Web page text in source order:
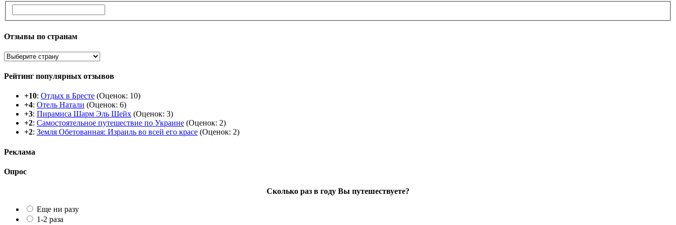
Отзывы по странам
Рейтинг популярных отзывов
+10: Отдых в Бресте (Оценок: 10)
+4: Отель Натали (Оценок: 6)
+3: Пирамиса Шарм Эль Шейх (Оценок: 3)
+2: Самостоятельное путешествие по Украине (Оценок: 2)
+2: Земля Обетованная: Израиль во всей его красе (Оценок: 2)
Реклама
Опрос
Сколько раз в году Вы путешествуете?
Еще ни разу
1-2 раза